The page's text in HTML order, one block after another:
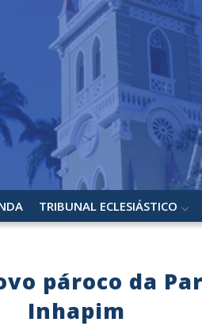
TRIBUNAL ECLESIÁSTICO
pároco da
Inhapim